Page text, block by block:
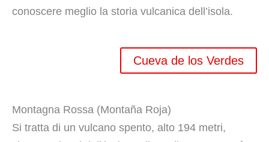
conoscere meglio la storia vulcanica dell’isola.
Cueva de los Verdes
Montagna Rossa (Montaña Roja)
Si tratta di un vulcano spento, alto 194 metri,